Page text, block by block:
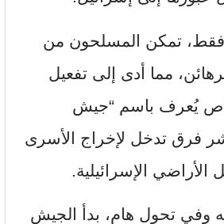
فقط، تمكن المسلحون من
مما أدى إلى تفعيل
خاص يُعرف باسم “جيش
فرق تدخل لإخراج الأسرى
الأراضي الإسرائيلية.
وفي تحول هام، بدأ الجيش